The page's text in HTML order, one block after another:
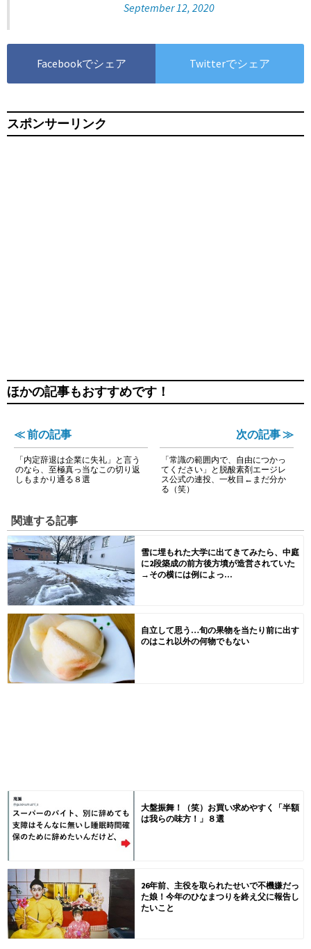
September 12, 2020
Facebookでシェア Twitterでシェア
スポンサーリンク
ほかの記事もおすすめです！
≪ 前の記事
「内定辞退は企業に失礼」と言う
のなら、至極真っ当なこの切り返
しもまかり通る８選
次の記事 ≫
「常識の範囲内で、自由につかっ
てください」と脱酸素剤エージレ
ス公式の連投、一枚目←まだ分か
る（笑）
関連する記事
雪に埋もれた大学に出てきてみたら、中庭
に2段築成の前方後方墳が造営されていた
→その横には例によっ...
自立して思う…旬の果物を当たり前に出す
のはこれ以外の何物でもない
大盤振舞！（笑）お買い求めやすく「半額
は我らの味方！」８選
26年前、主役を取られたせいで不機嫌だっ
た娘！今年のひなまつりを終え父に報告し
たいこと